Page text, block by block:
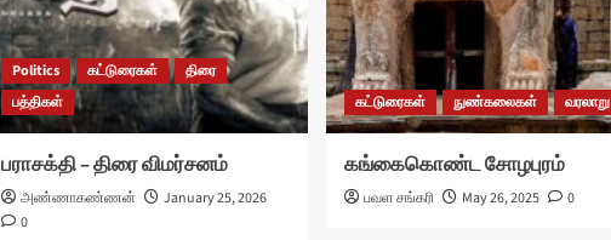
Politics கட்டுரைகள்
திரை
பத்திகள்
பராசக்தி – திரை விமர்சனம்
அண்ணாகண்ணன்
January 25, 2026
0
கட்டுரைகள் நுண்கலைகள் வரலாறு
கங்கைகொண்ட சோழபுரம்
பவள சங்கரி May 26, 2025 0